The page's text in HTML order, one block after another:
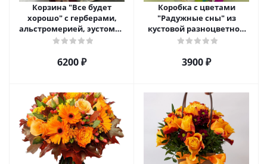
Корзина "Все будет
хорошо" с герберами,
альстромерией, эустомой
и хризантемой арт. 22461
6200 ₽
Коробка с цветами
"Радужные сны" из
кустовой разноцветной
хризантемы арт. 22457
3900 ₽